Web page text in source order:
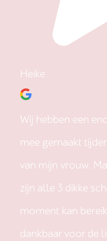
Heike
Wij hebben een
mee gemaakt
van mijn vrouw.
zijn alle 3 dikke
moment kan
dankbaar voor de